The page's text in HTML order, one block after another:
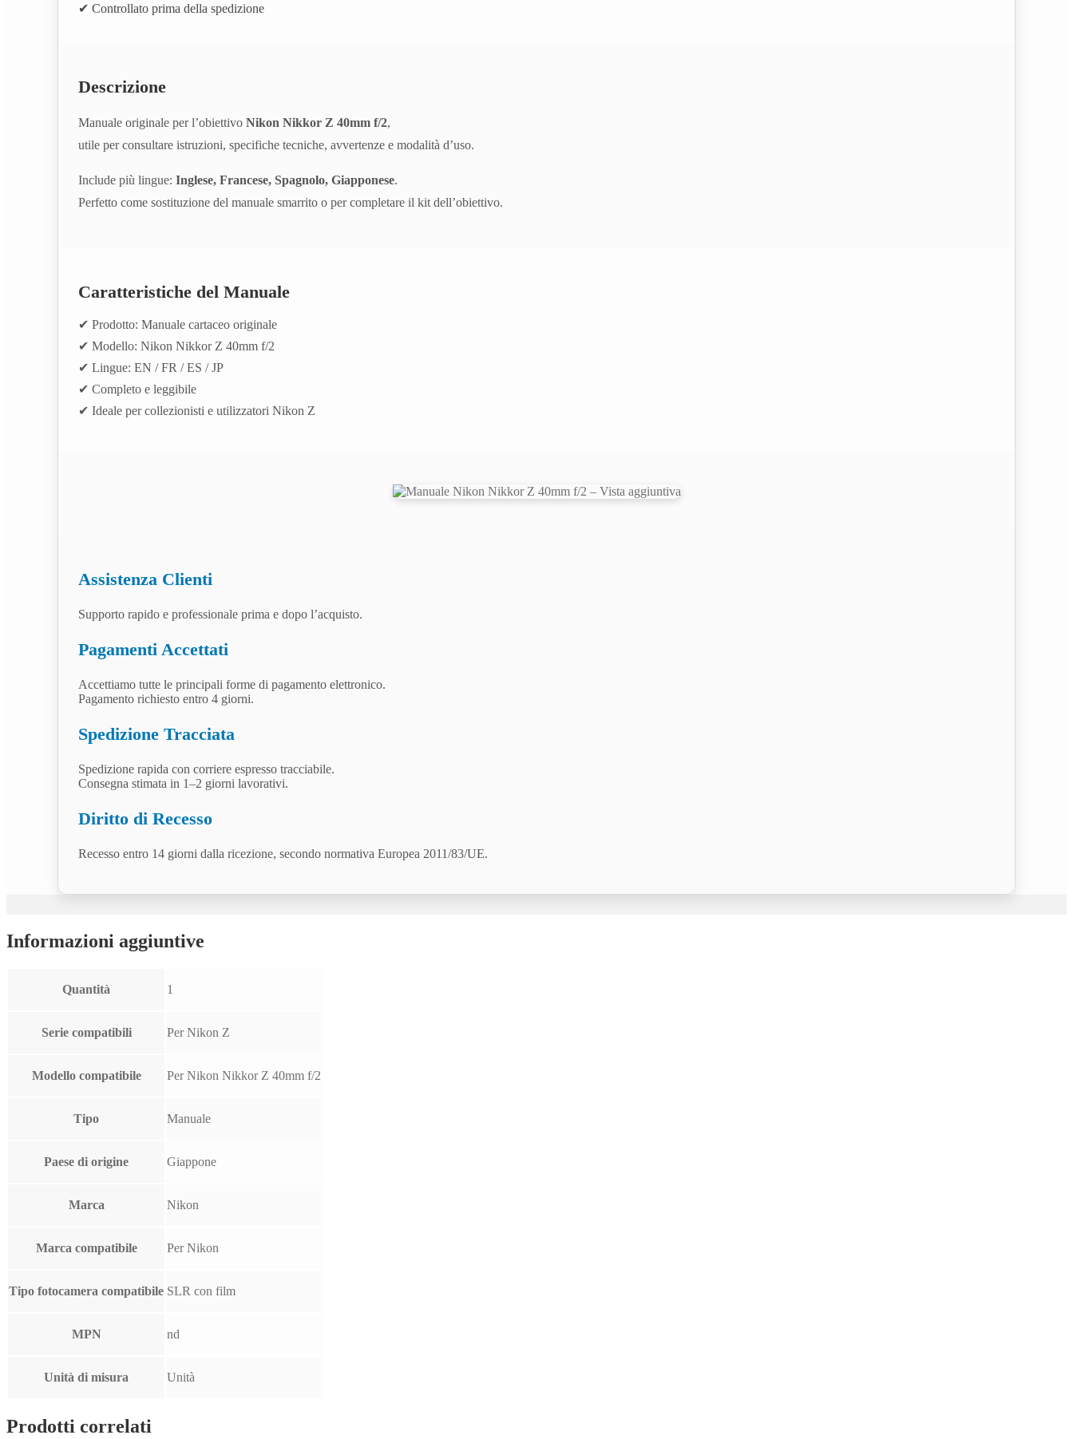
✔ Controllato prima della spedizione
Descrizione
Manuale originale per l’obiettivo Nikon Nikkor Z 40mm f/2,
utile per consultare istruzioni, specifiche tecniche, avvertenze e modalità d’uso.
Include più lingue: Inglese, Francese, Spagnolo, Giapponese.
Perfetto come sostituzione del manuale smarrito o per completare il kit dell’obiettivo.
Caratteristiche del Manuale
✔ Prodotto: Manuale cartaceo originale
✔ Modello: Nikon Nikkor Z 40mm f/2
✔ Lingue: EN / FR / ES / JP
✔ Completo e leggibile
✔ Ideale per collezionisti e utilizzatori Nikon Z
Assistenza Clienti
Supporto rapido e professionale prima e dopo l’acquisto.
Pagamenti Accettati
Accettiamo tutte le principali forme di pagamento elettronico.
Pagamento richiesto entro 4 giorni.
Spedizione Tracciata
Spedizione rapida con corriere espresso tracciabile.
Consegna stimata in 1–2 giorni lavorativi.
Diritto di Recesso
Recesso entro 14 giorni dalla ricezione, secondo normativa Europea 2011/83/UE.
Informazioni aggiuntive
Quantità 1
Serie compatibili Per Nikon Z
Modello compatibile Per Nikon Nikkor Z 40mm f/2
Tipo Manuale
Paese di origine Giappone
Marca Nikon
Marca compatibile Per Nikon
Tipo fotocamera compatibile SLR con film
MPN nd
Unità di misura Unità
Prodotti correlati